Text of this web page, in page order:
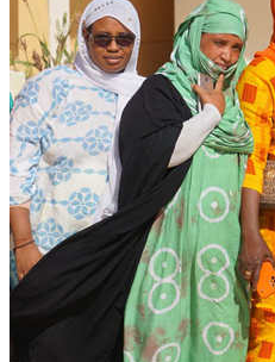
Santé
Campagne sanitaire
Lire la suite